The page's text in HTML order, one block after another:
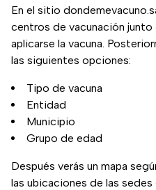
En el sitio
centros de vacunación junto
aplicarse la vacuna.
las siguientes opciones:
Tipo de vacuna
Entidad
Municipio
Grupo de edad
Después verás un mapa
las ubicaciones de las sedes